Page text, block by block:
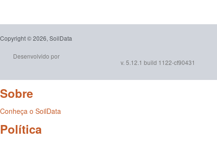
Copyright © 2026, SoilData
Desenvolvido por
v. 5.12.1 build 1122-cf90431
Sobre
Conheça o SoilData
Política